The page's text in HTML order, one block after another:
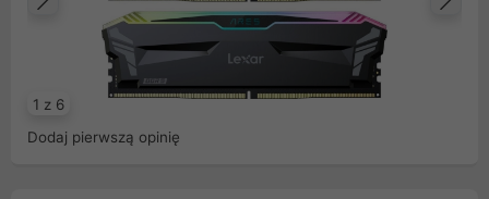
1 z 6
Poprzedni
Dodaj pierwszą opinię